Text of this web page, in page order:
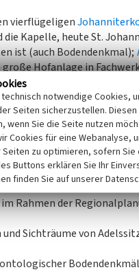
vierflügeligen
Kapelle, heute St.
ist (auch Bodendenkmal);
große Hofanlage in
60) mit Obergraben,
des 19. Jahrhunderts
geplant als
Abbauspuren
Rahmen der
Sichträume von
notwendige Cookies,
Seiten sicherzustellen. Diesen
wenn Sie die Seite nutzen
Cookies für eine Webanalyse,
zu optimieren, sofern Sie
Buttons erklären Sie Ihr
finden Sie auf unserer